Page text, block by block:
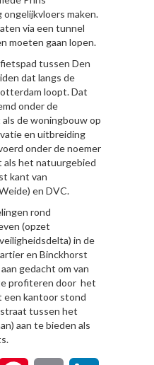
maken.
via een tunnel
moeten gaan lopen.
tussen Den
dat langs de
loopt. Dat
onder de
als de woningbouw op
en uitbreiding
onder de noemer
het natuurgebied
kant van
en DVC.
rond
(opzet
in de
en Binckhorst
gedacht om van
profiteren door het
kantoor stond
tussen het
aan te bieden als